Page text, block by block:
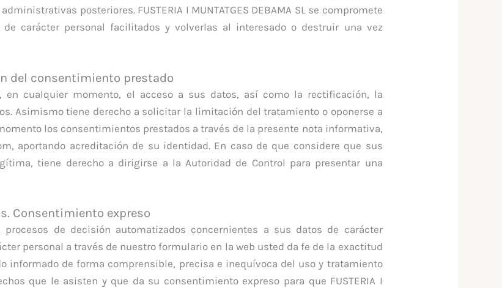
posteriores. FUSTERIA I MUNTATGES DEBAMA SL se compromete
carácter personal facilitados y volverlas al interesado o destruir una vez
del consentimiento prestado
cualquier momento, el acceso a sus datos, así como la rectificación, la
Asimismo tiene derecho a solicitar la limitación del tratamiento o oponerse a
los consentimientos prestados a través de la presente nota informativa,
aportando acreditación de su identidad. En caso de que considere que sus
tiene derecho a dirigirse a la Autoridad de Control para presentar una
Consentimiento expreso
de decisión automatizados concernientes a sus datos de carácter
personal a través de nuestro formulario en la web usted da fe de la exactitud
informado de forma comprensible, precisa e inequívoca del uso y tratamiento
que le asisten y que da su consentimiento expreso para que FUSTERIA I